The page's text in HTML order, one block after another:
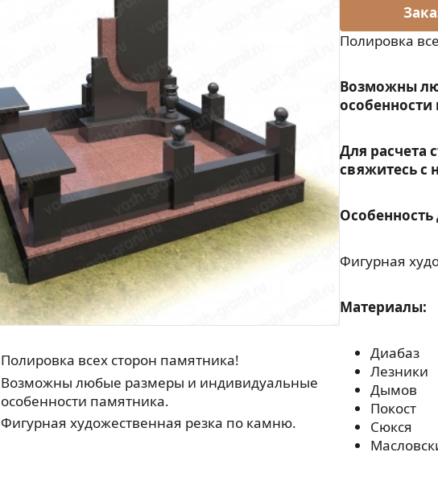
Полировка всех сторон памятника!
Возможны любые размеры и индивидуальные
особенности памятника.
Фигурная художественная резка по камню.
Полировка
Возможны
особенности
Для расчета
свяжитесь с
Особенность
Фигурная
Материалы:
Диабаз
Лезники
Дымов
Покост
Сюкся